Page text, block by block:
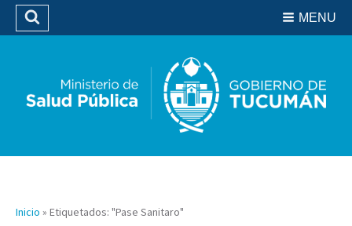
Biblioteca
MENU
Buscar
Inicio » Etiquetados: "Pase Sanitaro"